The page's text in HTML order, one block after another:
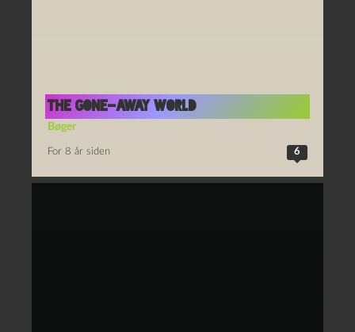
The Gone-Away World
Bøger
For 8 år siden 6